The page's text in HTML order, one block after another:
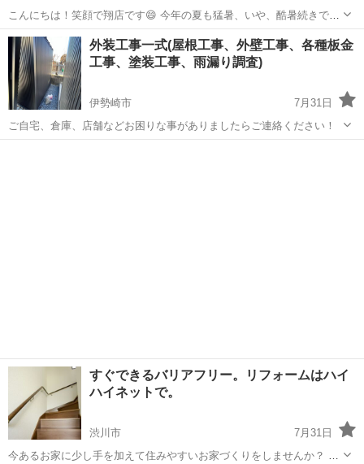
こんにちは！笑顔で翔店です😄 今年の夏も猛暑、いや、酷暑続きで大
変ですね😓 夏場は雑草もすごい事に💦 今のうちにお庭をリフォームし
て、ストレスを無くしましょう☝️ 8月はまだ少し空きがあります。 ご
相談ください😊 【Tik...
群馬 邑楽郡 西小泉駅 その他
外装工事一式(屋根工事、外壁工事、各種板金
工事、塗装工事、雨漏り調査)
伊勢崎市
7月31日
ご自宅、倉庫、店舗などお困りな事がありましたらご連絡ください！
すぐできるバリアフリー。リフォームはハイ
ハイネットで。
渋川市
7月31日
今あるお家に少し手を加えて住みやすいお家づくりをしませんか？ 家